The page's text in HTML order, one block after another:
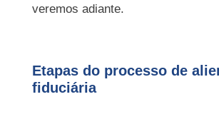
veremos adiante.
Etapas do processo de
fiduciária